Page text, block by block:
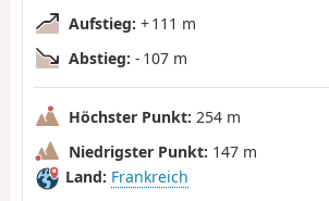
Aufstieg: + 111 m
Abstieg: - 107 m
Höchster Punkt: 254 m
Niedrigster Punkt: 147 m
Land: Frankreich